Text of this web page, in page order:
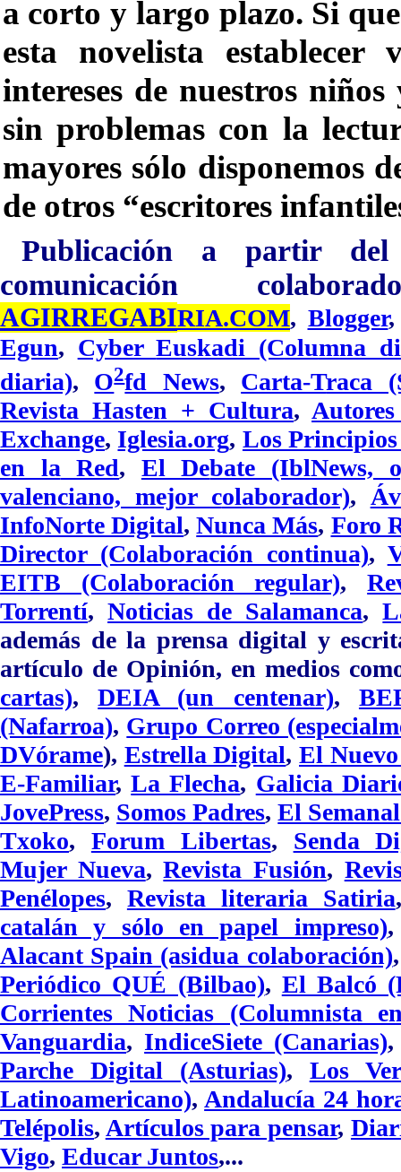
a corto y largo plazo. Si
esta novelista
intereses de nuestros
sin problemas con la
mayores sólo disponemos
de otros “escritores
Publicación a partir del
comunicación
AGIRREGABIRIA.COM, Blogger
Egun, CyberEuskadi (Columna
diaria), O2fd News, Carta-Traca
Revista Hasten + Cultura,
Exchange, Iglesia.org, Los
en laRed, El Debate (IblNews,
valenciano, mejor colaborador),
InfoNorte Digital,Nunca Más, Foro
Director (Colaboración continua),
EITB (Colaboración regular),
Torrentí,Noticias de Salamanca,
además de la prensa digital y escri
artículo de Opinión, en medios
cartas),DEIA (un centenar),
(Nafarroa), Grupo Correo
DVórame), Estrella Digital,El
E-Familiar,La Flecha, Galicia
JovePress, Somos Padres,El
Txoko, Forum Libertas, Senda
Mujer Nueva,Revista Fusión,
Penélopes, Revista literaria Satiria
catalán y sólo en papel impreso)
Alacant Spain (asidua colaboración)
Periódico QUÉ (Bilbao), El Balcó
Corrientes Noticias (Columnista
Vanguardia, IndiceSiete (Canarias)
Parche Digital (Asturias), Los
Latinoamericano),Andalucía 24
Telépolis, Artículos para pensar,
Vigo, Educar Juntos,...